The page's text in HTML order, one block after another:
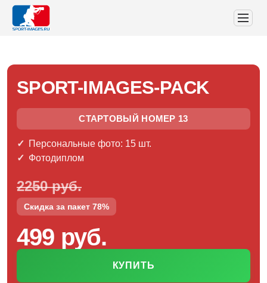
SPORT-IMAGES-PACK
СТАРТОВЫЙ НОМЕР 13
Персональные фото: 15 шт.
Фотодиплом
2250 руб.
Скидка за пакет 78%
499 руб.
КУПИТЬ